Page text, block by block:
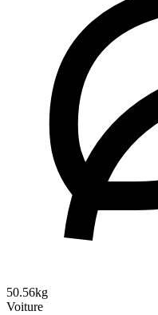
50.56kg
Voiture